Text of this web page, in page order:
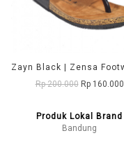
Rp 200.000 Rp 160.000
Produk Lokal Brand
Bandung